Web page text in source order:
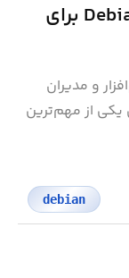
نصب و راه‌اندازی گرافانا در Debian 12 برای
و مدیران
از مهم‌ترین
debian